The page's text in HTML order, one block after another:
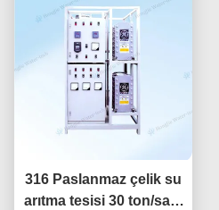
316 Paslanmaz çelik su
arıtma tesisi 30 ton/saat